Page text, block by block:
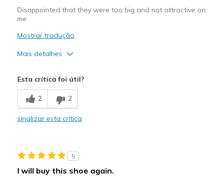
Disappointed that they were too big and not attractive on
me
Mostrar tradução
Mais detalhes
Stylish
Travel
Esta crítica foi útil?
2 2
sinalizar esta crítica
5
I will buy this shoe again.